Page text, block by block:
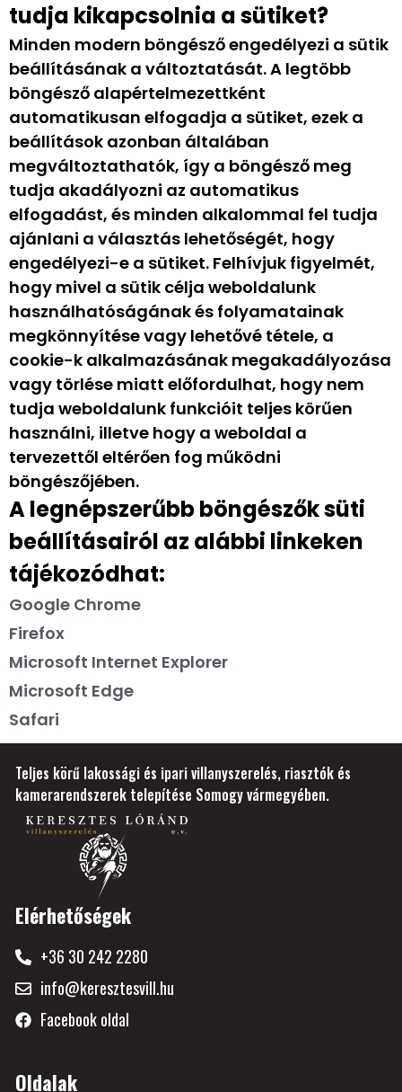
tudja kikapcsolnia a sütiket?
Minden modern böngésző engedélyezi a sütik
beállításának a változtatását. A legtöbb
böngésző alapértelmezettként
automatikusan elfogadja a sütiket, ezek a
beállítások azonban általában
megváltoztathatók, így a böngésző meg
tudja akadályozni az automatikus
elfogadást, és minden alkalommal fel tudja
ajánlani a választás lehetőségét, hogy
engedélyezi-e a sütiket. Felhívjuk figyelmét,
hogy mivel a sütik célja weboldalunk
használhatóságának és folyamatainak
megkönnyítése vagy lehetővé tétele, a
cookie-k alkalmazásának megakadályozása
vagy törlése miatt előfordulhat, hogy nem
tudja weboldalunk funkcióit teljes körűen
használni, illetve hogy a weboldal a
tervezettől eltérően fog működni
böngészőjében.
A legnépszerűbb böngészők süti
beállításairól az alábbi linkeken
tájékozódhat:
Google Chrome
Firefox
Microsoft Internet Explorer
Microsoft Edge
Safari
Teljes körű lakossági és ipari villanyszerelés, riasztók és
kamerarendszerek telepítése Somogy vármegyében.
Elérhetőségek
+36 30 242 2280
info@keresztesvill.hu
Facebook oldal
Oldalak